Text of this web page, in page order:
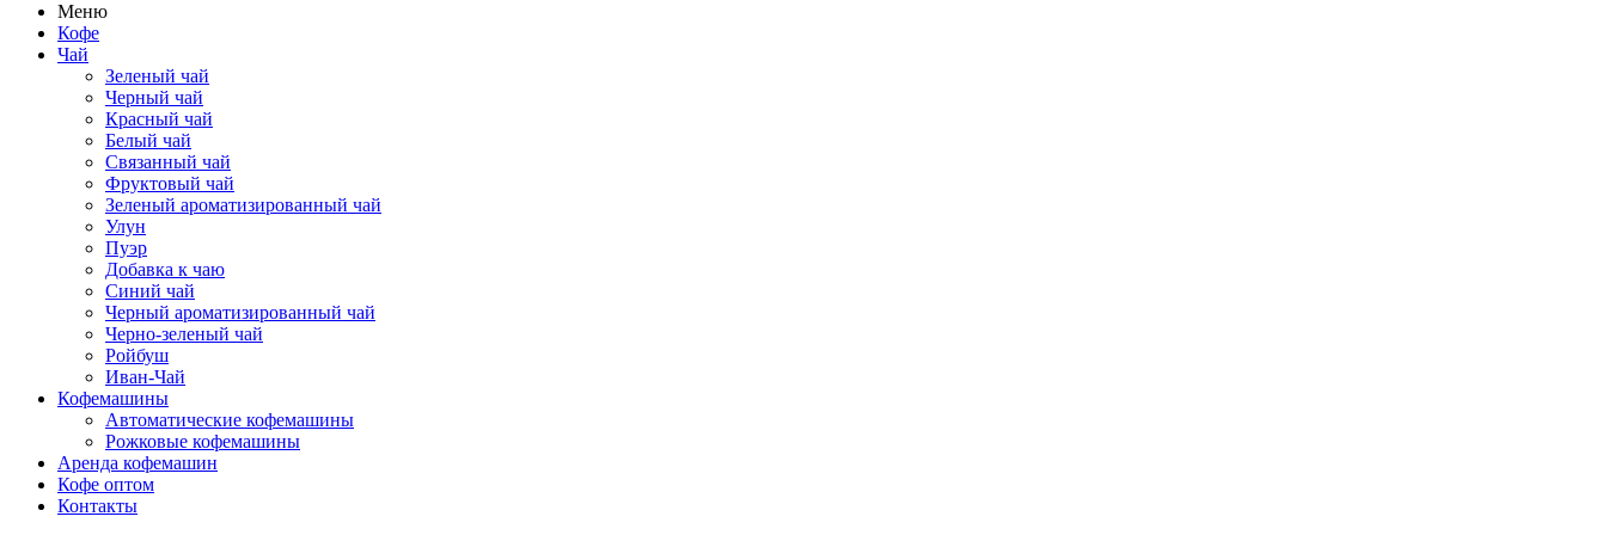
Меню
Кофе
Чай
Зеленый чай
Черный чай
Красный чай
Белый чай
Связанный чай
Фруктовый чай
Зеленый ароматизированный чай
Улун
Пуэр
Добавка к чаю
Синий чай
Черный ароматизированный чай
Черно-зеленый чай
Ройбуш
Иван-Чай
Кофемашины
Автоматические кофемашины
Рожковые кофемашины
Аренда кофемашин
Кофе оптом
Контакты